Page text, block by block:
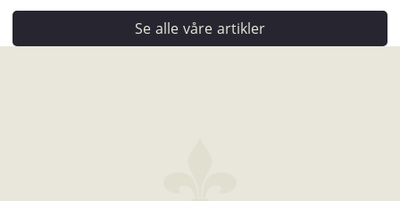
Se alle våre artikler